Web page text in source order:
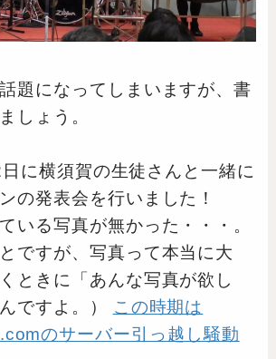
題になってしまいますが、書
しょう。
に横須賀の生徒さんと一緒に
の発表会を行いました！
いる写真が無かった・・・。
ですが、写真って本当に大
ときに「あんな写真が欲し
ですよ。）
この時期は
のサーバー引っ越し騒動